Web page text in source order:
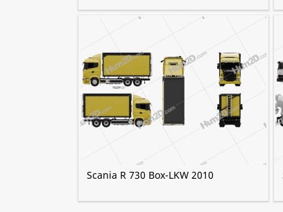
Scania R 730 Box-LKW 2010